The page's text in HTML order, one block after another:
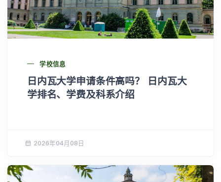
学校信息
日内瓦大学申请条件高吗？ 日内瓦大
学排名、学费及科系介绍
2026年04月08日